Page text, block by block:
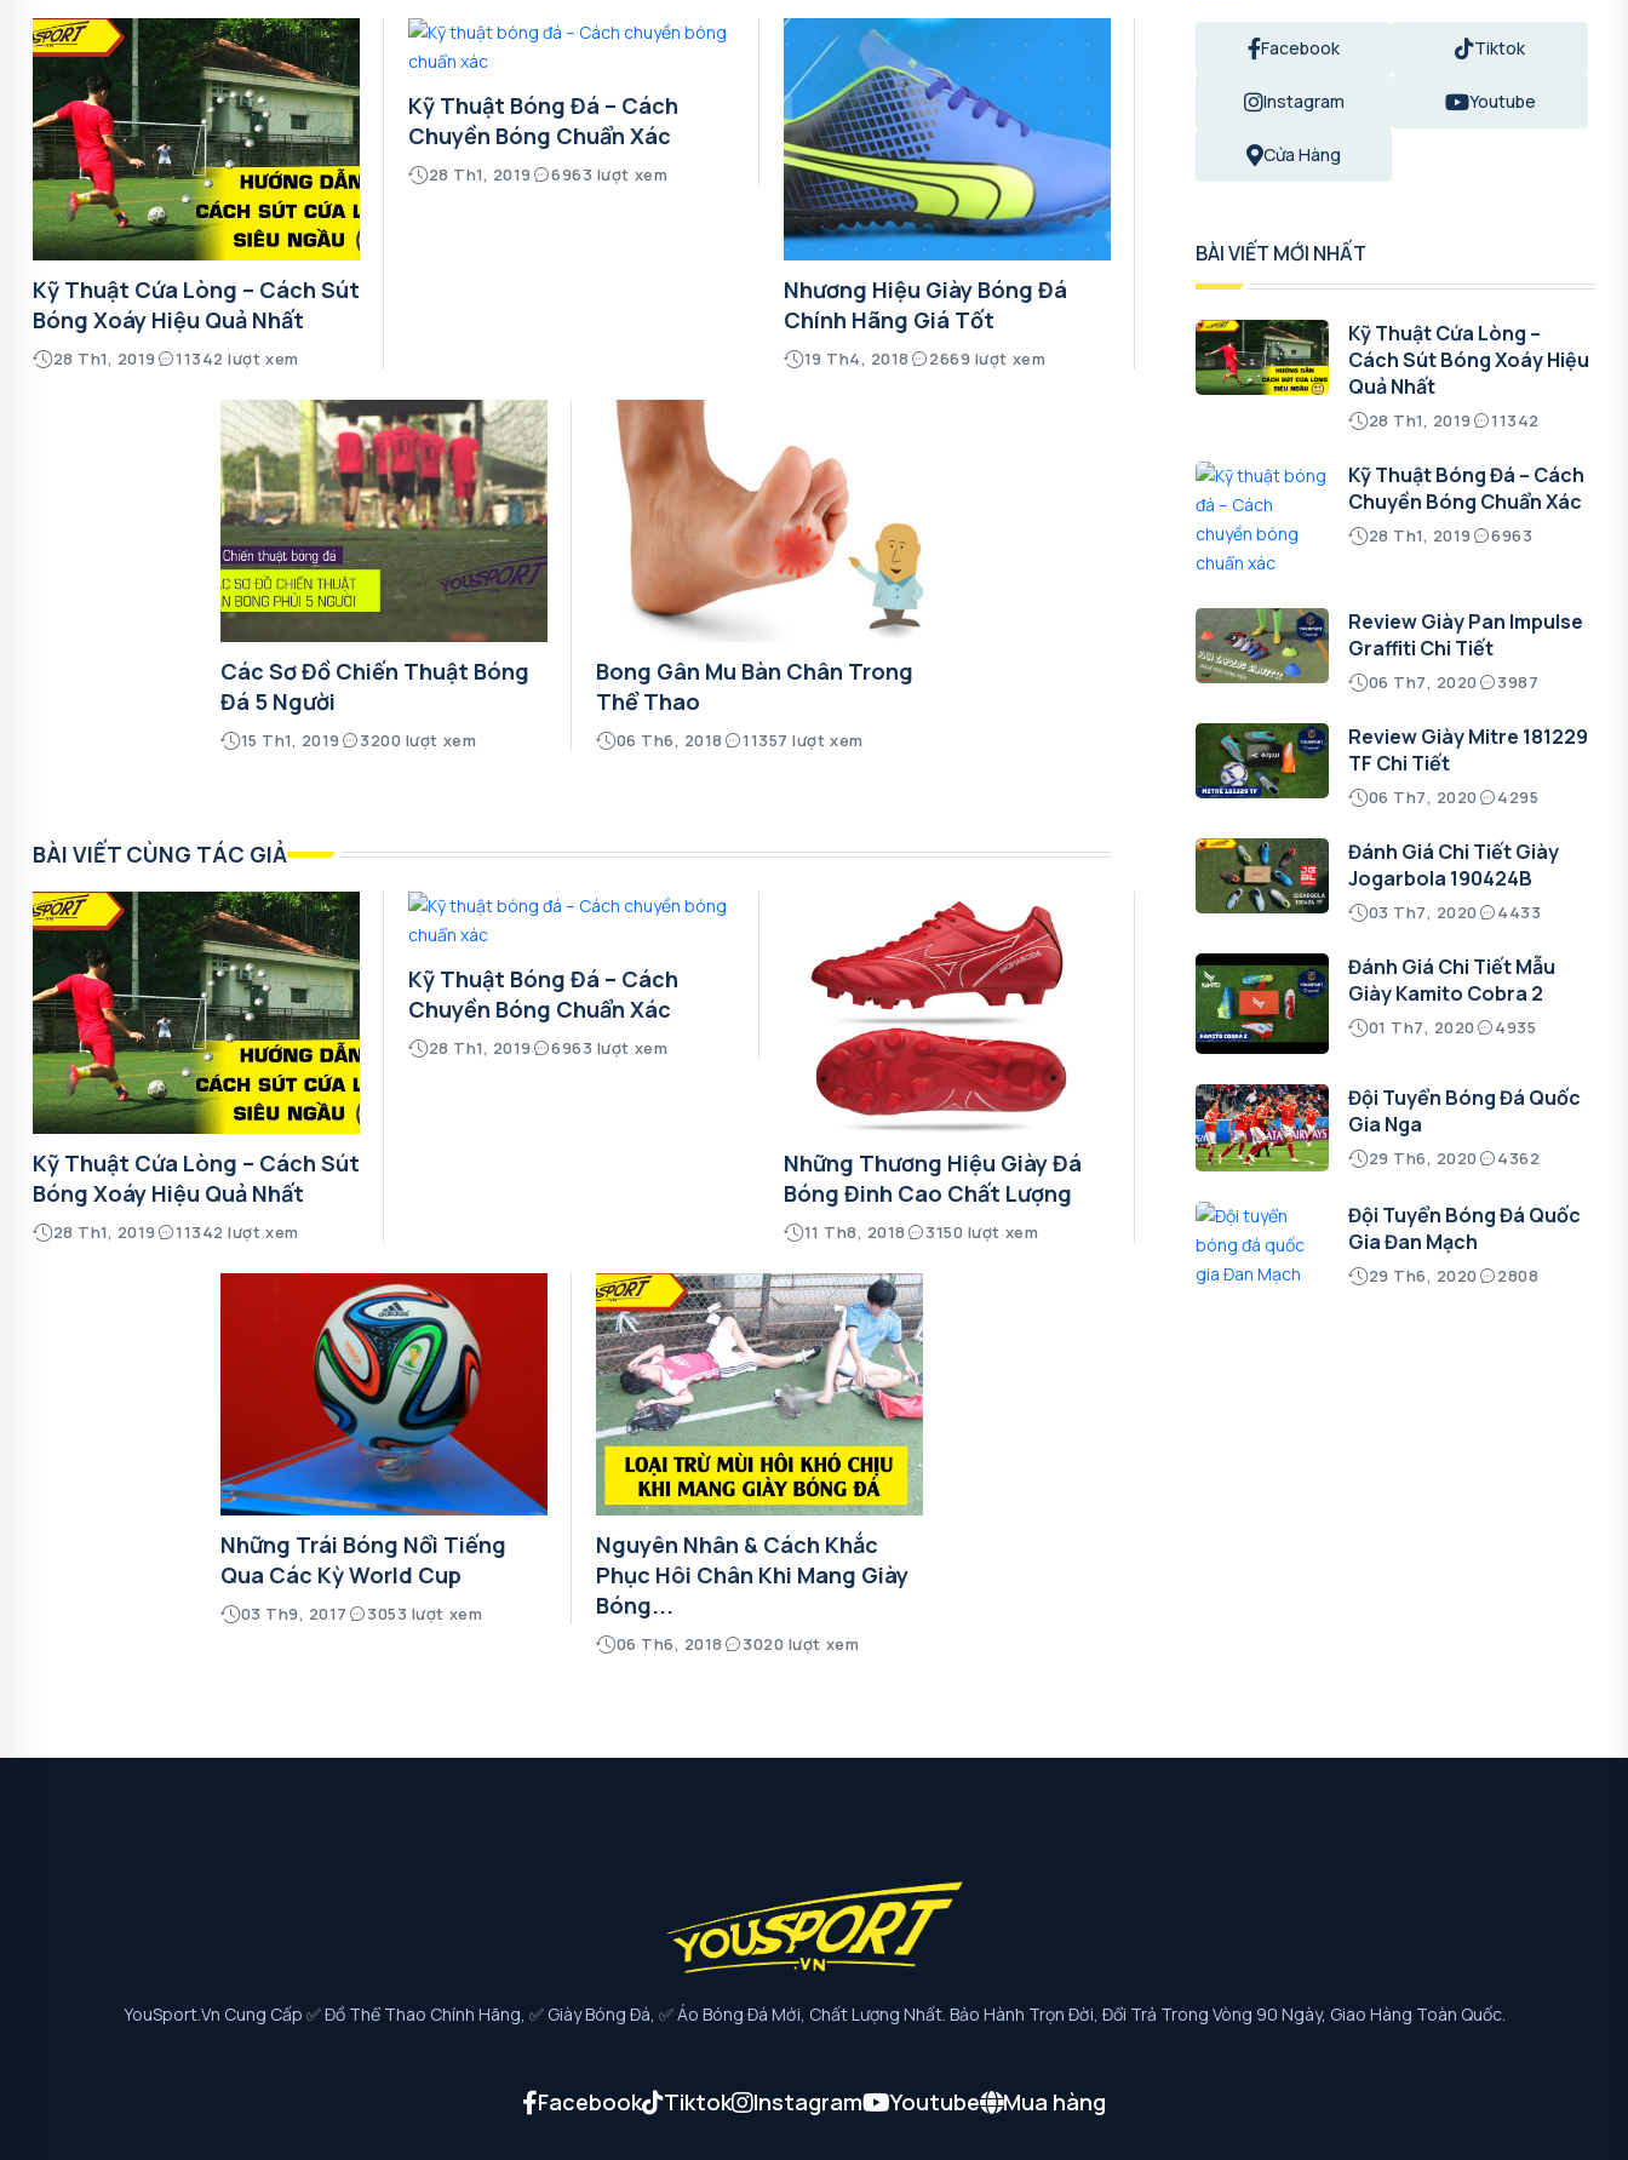
Kỹ Thuật Cứa Lòng – Cách Sút
Bóng Xoáy Hiệu Quả Nhất
28 Th1, 2019 11342 lượt xem
Kỹ Thuật Bóng Đá – Cách
Chuyền Bóng Chuẩn Xác
28 Th1, 2019 6963 lượt xem
Nhương Hiệu Giày Bóng Đá
Chính Hãng Giá Tốt
19 Th4, 2018 2669 lượt xem
Các Sơ Đồ Chiến Thuật Bóng
Đá 5 Người
15 Th1, 2019 3200 lượt xem
Bong Gân Mu Bàn Chân Trong
Thể Thao
06 Th6, 2018 11357 lượt xem
BÀI VIẾT CÙNG TÁC GIẢ
Kỹ Thuật Cứa Lòng – Cách Sút
Bóng Xoáy Hiệu Quả Nhất
28 Th1, 2019 11342 lượt xem
Kỹ Thuật Bóng Đá – Cách
Chuyền Bóng Chuẩn Xác
28 Th1, 2019 6963 lượt xem
Những Thương Hiệu Giày Đá
Bóng Đinh Cao Chất Lượng
11 Th8, 2018 3150 lượt xem
Những Trái Bóng Nổi Tiếng
Qua Các Kỳ World Cup
03 Th9, 2017 3053 lượt xem
Nguyên Nhân & Cách Khắc
Phục Hôi Chân Khi Mang Giày
Bóng...
06 Th6, 2018 3020 lượt xem
Facebook Tiktok
Instagram Youtube
Cửa Hàng
BÀI VIẾT MỚI NHẤT
Kỹ Thuật Cứa Lòng –
Cách Sút Bóng Xoáy Hiệu
Quả Nhất
28 Th1, 2019 11342
Kỹ Thuật Bóng Đá – Cách
Chuyền Bóng Chuẩn Xác
28 Th1, 2019 6963
Review Giày Pan Impulse
Graffiti Chi Tiết
06 Th7, 2020 3987
Review Giày Mitre 181229
TF Chi Tiết
06 Th7, 2020 4295
Đánh Giá Chi Tiết Giày
Jogarbola 190424B
03 Th7, 2020 4433
Đánh Giá Chi Tiết Mẫu
Giày Kamito Cobra 2
01 Th7, 2020 4935
Đội Tuyển Bóng Đá Quốc
Gia Nga
29 Th6, 2020 4362
Đội Tuyển Bóng Đá Quốc
Gia Đan Mạch
29 Th6, 2020 2808
YouSport.vn Cung Cấp ✅ Đồ Thể Thao Chính Hãng, ✅ Giày Bóng Đá, ✅ Áo Bóng Đá Mới, Chất Lượng Nhất. Bảo Hành Trọn Đời, Đổi Trả Trong Vòng 90 Ngày, Giao Hàng Toàn Quốc.
Facebook Tiktok Instagram Youtube Mua hàng